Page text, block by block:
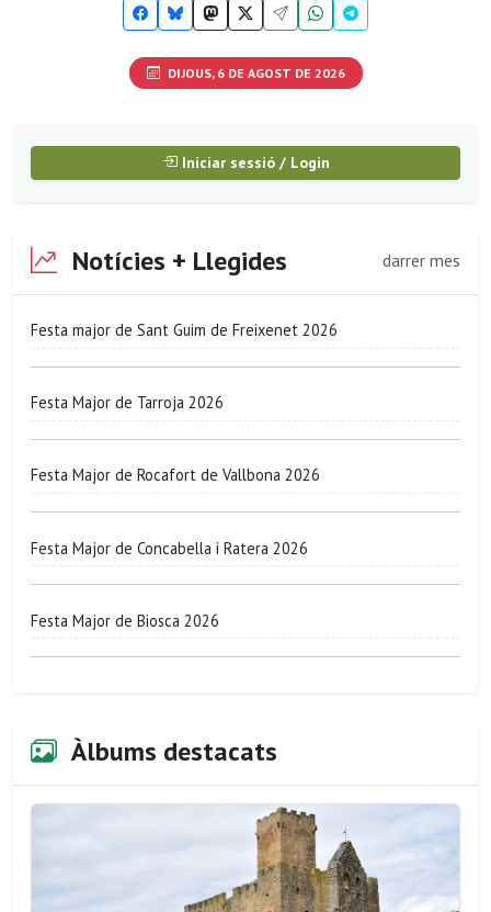
DIJOUS, 6 DE AGOST DE 2026
Iniciar sessió / Login
Notícies + Llegides darrer mes
Festa major de Sant Guim de Freixenet 2026
Festa Major de Tarroja 2026
Festa Major de Rocafort de Vallbona 2026
Festa Major de Concabella i Ratera 2026
Festa Major de Biosca 2026
Àlbums destacats